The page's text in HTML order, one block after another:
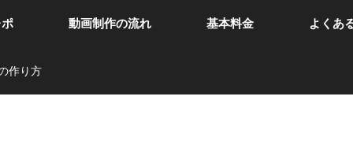
動画制作の流れ 基本料金 よくあ
作り方